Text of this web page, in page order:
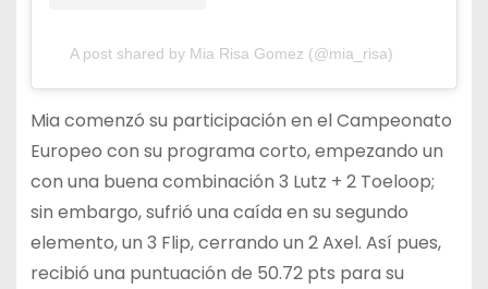
A post shared by Mia Risa Gomez (@mia_risa)
Mia comenzó su participación en el Campeonato
Europeo con su programa corto, empezando un
con una buena combinación 3 Lutz + 2 Toeloop;
sin embargo, sufrió una caída en su segundo
elemento, un 3 Flip, cerrando un 2 Axel. Así pues,
recibió una puntuación de 50.72 pts para su